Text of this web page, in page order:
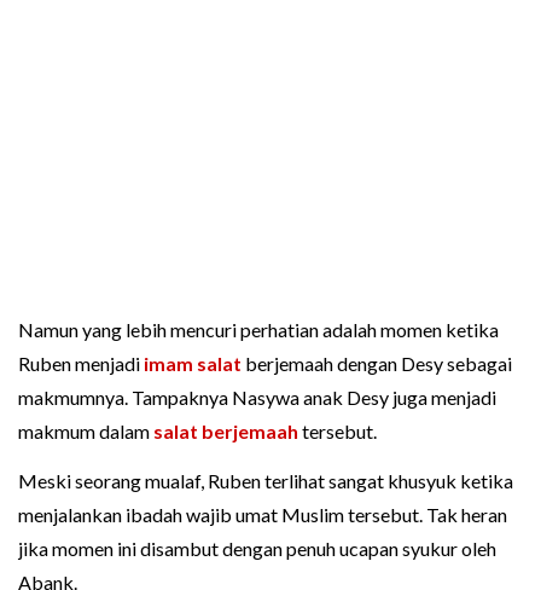
Namun yang lebih mencuri perhatian adalah momen ketika
Ruben menjadi imam salat berjemaah dengan Desy sebagai
makmumnya. Tampaknya Nasywa anak Desy juga menjadi
makmum dalam salat berjemaah tersebut.
Meski seorang mualaf, Ruben terlihat sangat khusyuk ketika
menjalankan ibadah wajib umat Muslim tersebut. Tak heran
jika momen ini disambut dengan penuh ucapan syukur oleh
Abank.